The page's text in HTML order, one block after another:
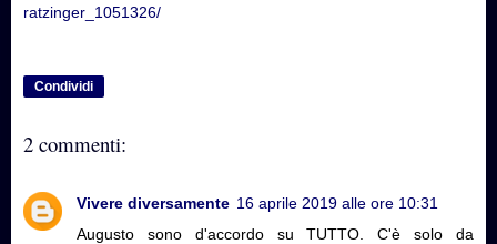
ratzinger_1051326/
Condividi
2 commenti:
Vivere diversamente 16 aprile 2019 alle ore 10:31
Augusto sono d'accordo su TUTTO. C'è solo da